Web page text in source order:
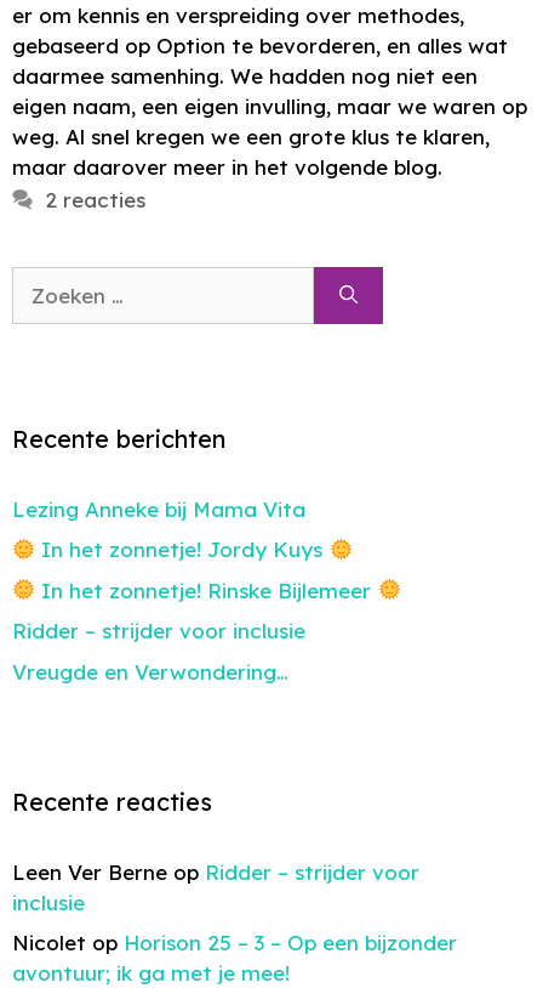
er om kennis en verspreiding over methodes,
gebaseerd op Option te bevorderen, en alles wat
daarmee samenhing. We hadden nog niet een
eigen naam, een eigen invulling, maar we waren op
weg. Al snel kregen we een grote klus te klaren,
maar daarover meer in het volgende blog.
2 reacties
naar:
Recente berichten
Lezing Anneke bij Mama Vita
In het zonnetje! Jordy Kuys
In het zonnetje! Rinske Bijlemeer
Ridder – strijder voor inclusie
Vreugde en Verwondering…
Recente reacties
Leen Ver Berne op Ridder – strijder voor
inclusie
Nicolet op Horison 25 – 3 – Op een bijzonder
avontuur; ik ga met je mee!